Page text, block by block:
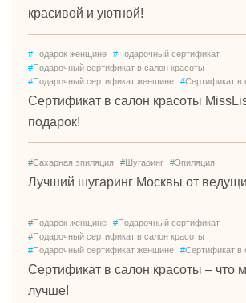
красивой и уютной!
#Подарок женщине #Подарочный сертификат
#Подарочный сертификат в салон красоты
#Подарочный сертификат женщине #Сертификат в
Сертификат в салон красоты
подарок!
#Сахарная эпиляция #Шугаринг #Эпиляция
Лучший шугаринг Москвы от
#Подарок женщине #Подарочный сертификат
#Подарочный сертификат в салон красоты
#Подарочный сертификат женщине #Сертификат в
Сертификат в салон красоты – что
лучше!